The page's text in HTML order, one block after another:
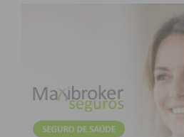
discriminatória,…) toda a sua
modulação característica
timbre, flutuação, …) assim
toda a linguagem não verbal
exuberante.
Violência física:Incorpora